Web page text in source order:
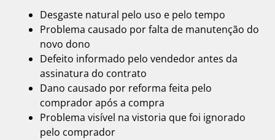
Desgaste natural pelo uso e pelo tempo
Problema causado por falta de manutenção do
novo dono
Defeito informado pelo vendedor antes da
assinatura do contrato
Dano causado por reforma feita pelo
comprador após a compra
Problema visível na vistoria que foi ignorado
pelo comprador